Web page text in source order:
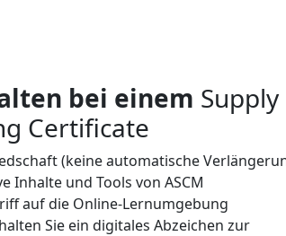
bei einem Supply
Certificate
(keine automatische
Inhalte und Tools von ASCM
auf die Online-Lernumgebung
Sie ein digitales Abzeichen zur